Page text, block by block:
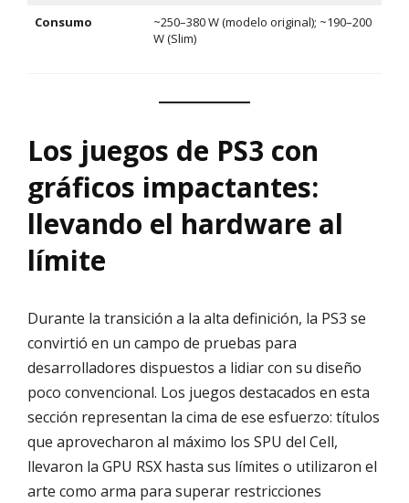
Consumo
~250–380 W (modelo original); ~190–200
W (Slim)
Los juegos de PS3 con
gráficos impactantes:
llevando el hardware al
límite
Durante la transición a la alta definición, la PS3 se
convirtió en un campo de pruebas para
desarrolladores dispuestos a lidiar con su diseño
poco convencional. Los juegos destacados en esta
sección representan la cima de ese esfuerzo: títulos
que aprovecharon al máximo los SPU del Cell,
llevaron la GPU RSX hasta sus límites o utilizaron el
arte como arma para superar restricciones